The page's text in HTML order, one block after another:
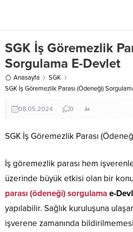
SGK İş Göremezlik
Sorgulama E-Devlet
Anasayfa
SGK
SGK İş Göremezlik Parası (Ödeneği)
08.05.2024 0
SGK İş Göremezlik Parası
İş göremezlik parası hem
üzerinde büyük etkisi olan bir
parası (ödeneği) sorgulamae-
yapılabilir. Sağlık kuruluşuna
işverene zamanında